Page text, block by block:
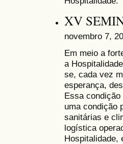
XV
novembro 7,
Em meio a
a
se, cada vez
esperança,
Essa
uma condição
sanitárias e
logística
Hospitalidade,